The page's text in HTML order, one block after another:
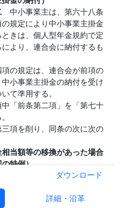
中小事業主は、第六十八条
規定により中小事業主掛金
きは、個人型年金規約で定
より、連合会に納付するも
の規定は、連合会が前項の
小事業主掛金の納付を受け
て準用する。
「前条第二項」を「第七十
項を削り、同条の次に次の
相当額等の移換があった場合
特例）
第二十五条の二の規定
項の規定により移換される
当額等がある場合について
ダウンロード
詳細・沿革